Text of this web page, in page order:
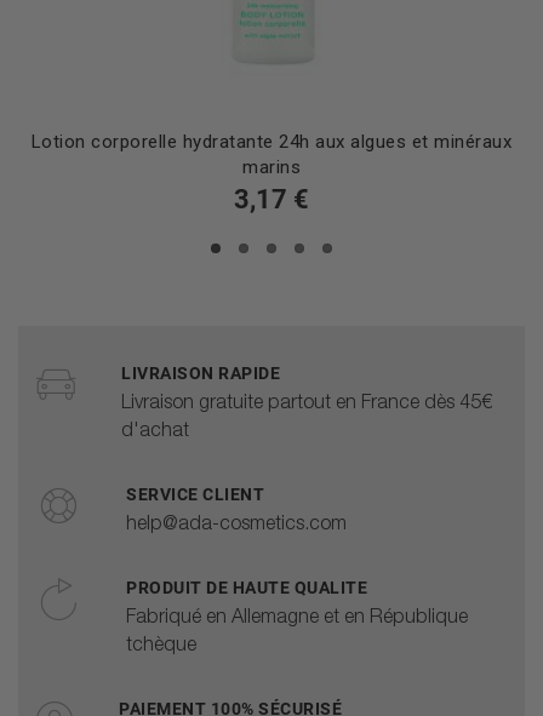
Lotion corporelle hydratante 24h aux algues et minéraux
marins
3,17 €
LIVRAISON RAPIDE
Livraison gratuite partout en France dès 45€
d'achat
SERVICE CLIENT
help@ada-cosmetics.com
PRODUIT DE HAUTE QUALITE
Fabriqué en Allemagne et en République
tchèque
PAIEMENT 100% SÉCURISÉ